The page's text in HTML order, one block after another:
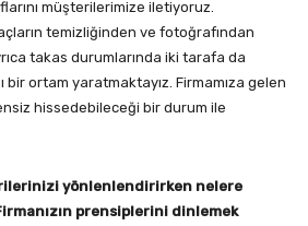
müşterilerimize iletiyoruz.
temizliğinden ve fotoğrafından
takas durumlarında iki tarafa da
bir ortam yaratmaktayız. Firmamıza gelen
hissedebileceği bir durum ile
yönlenlendirirken nelere
prensiplerini dinlemek